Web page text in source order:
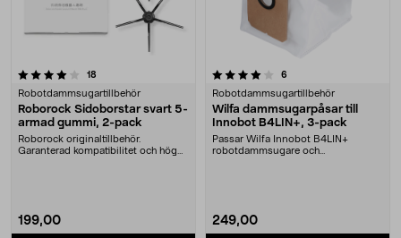
18
Robotdammsugartillbehör
Roborock Sidoborstar svart 5-
armad gummi, 2-pack
Roborock originaltillbehör.
Garanterad kompatibilitet och hög
199,00
4.0 av 5 stjärnor 6
Robotdammsugartillbehör
Wilfa dammsugarpåsar till
Innobot B4LIN+, 3-pack
Passar Wilfa Innobot B4LIN+
robotdammsugare och
249,00